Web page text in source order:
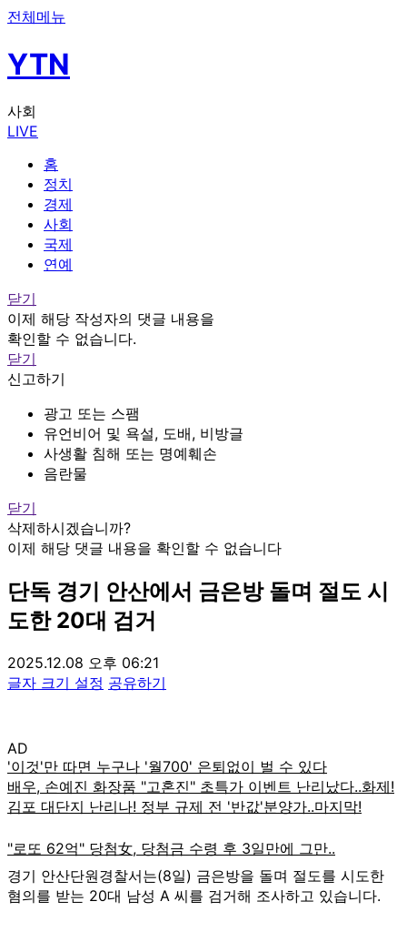
전체메뉴
YTN
사회
LIVE
홈
정치
경제
사회
국제
연예
닫기
이제 해당 작성자의 댓글 내용을
확인할 수 없습니다.
닫기
신고하기
광고 또는 스팸
유언비어 및 욕설, 도배, 비방글
사생활 침해 또는 명예훼손
음란물
닫기
삭제하시겠습니까?
이제 해당 댓글 내용을 확인할 수 없습니다
단독 경기 안산에서 금은방 돌며 절도 시
도한 20대 검거
2025.12.08 오후 06:21
글자 크기 설정 공유하기
AD
경기 안산단원경찰서는(8일) 금은방을 돌며 절도를 시도한
혐의를 받는 20대 남성 A 씨를 검거해 조사하고 있습니다.